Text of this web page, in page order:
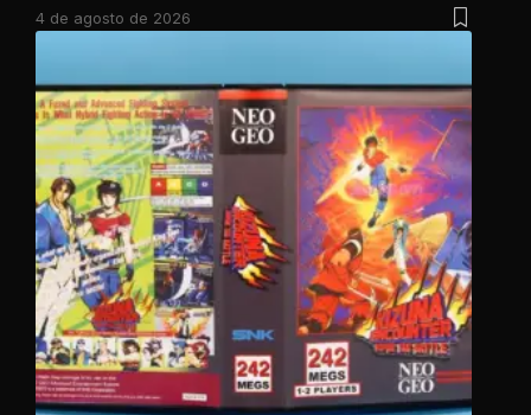
4 de agosto de 2026